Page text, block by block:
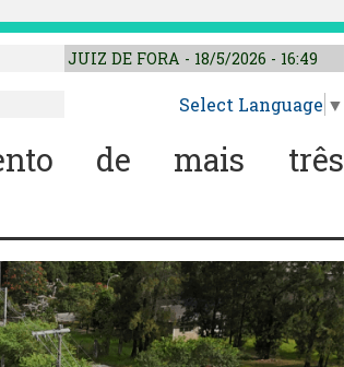
JUIZ DE FORA - 18/5/2026 - 16:49
Select Language ▼
de mais três